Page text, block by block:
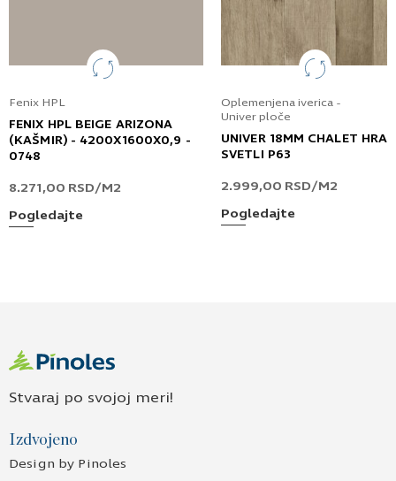
Fenix HPL
FENIX HPL BEIGE ARIZONA
(KAŠMIR) - 4200X1600X0,9 -
0748
8.271,00 RSD/M2
Pogledajte
Oplemenjena iverica -
Univer ploče
UNIVER 18MM CHALET
SVETLI P63
2.999,00 RSD/M2
Pogledajte
Stvaraj po svojoj meri!
Izdvojeno
Design by Pinoles